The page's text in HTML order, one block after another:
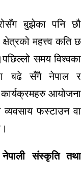
बुझेका पनि छौ
महत्त्व कति छ
समय विश्वका
बढे सँगै नेपाल र
आयोजना
व्यवसाय फस्टाउन वा
नेपाली संस्कृति तथा